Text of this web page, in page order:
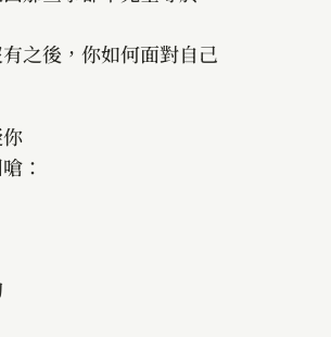
之後，你如何面對自己
：